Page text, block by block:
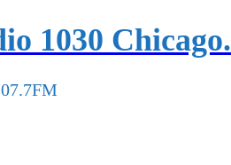
1030 Chicago.